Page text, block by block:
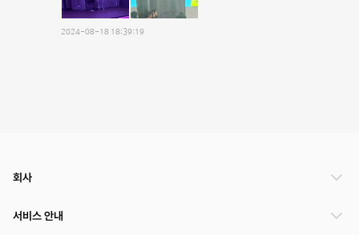
2024-08-18 18:39:19
회사
서비스 안내